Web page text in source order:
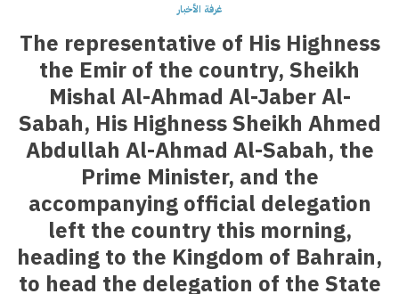
غرفة الأخبار
The representative of His Highness
the Emir of the country, Sheikh
Mishal Al-Ahmad Al-Jaber Al-
Sabah, His Highness Sheikh Ahmed
Abdullah Al-Ahmad Al-Sabah, the
Prime Minister, and the
accompanying official delegation
left the country this morning,
heading to the Kingdom of Bahrain,
to head the delegation of the State